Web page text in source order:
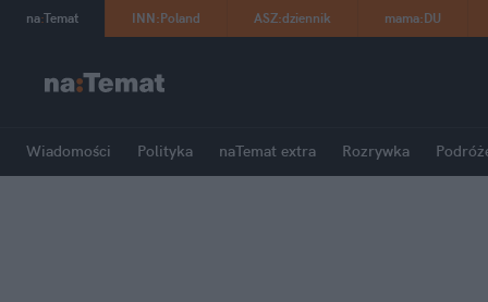
na:Temat INN:Poland ASZ:dziennik mama:DU
Wiadomości Polityka naTemat extra Rozrywka